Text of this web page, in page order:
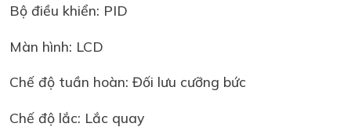
Bộ điều khiển: PID
Màn hình: LCD
Chế độ tuần hoàn: Đối lưu cưỡng bức
Chế độ lắc: Lắc quay